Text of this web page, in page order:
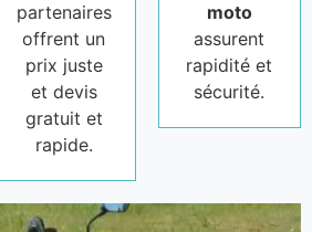
partenaires
offrent un
prix juste
et devis
gratuit et
rapide.
moto
assurent
rapidité et
sécurité.